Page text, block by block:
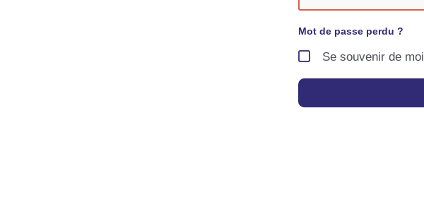
Mot de passe perdu ?
Se souvenir de moi